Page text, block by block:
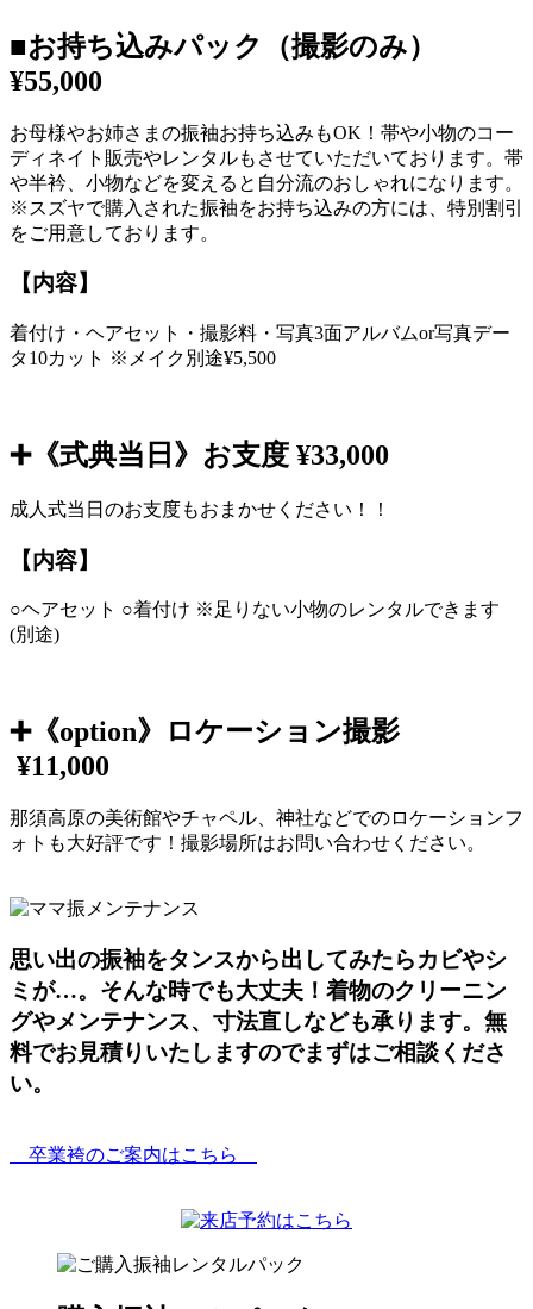
■お持ち込みパック（撮影のみ）
¥55,000
お母様やお姉さまの振袖お持ち込みもOK！帯や小物のコー
ディネイト販売やレンタルもさせていただいております。帯
や半衿、小物などを変えると自分流のおしゃれになります。
※スズヤで購入された振袖をお持ち込みの方には、特別割引
をご用意しております。
【内容】
着付け・ヘアセット・撮影料・写真3面アルバムor写真デー
タ10カット ※メイク別途¥5,500
➕《式典当日》お支度 ¥33,000
成人式当日のお支度もおまかせください！！
【内容】
○ヘアセット ○着付け ※足りない小物のレンタルできます
(別途)
➕《option》ロケーション撮影
¥11,000
那須高原の美術館やチャペル、神社などでのロケーションフ
ォトも大好評です！撮影場所はお問い合わせください。
思い出の振袖をタンスから出してみたらカビやシ
ミが…。そんな時でも大丈夫！着物のクリーニン
グやメンテナンス、寸法直しなども承ります。無
料でお見積りいたしますのでまずはご相談くださ
い。
卒業袴のご案内はこちら